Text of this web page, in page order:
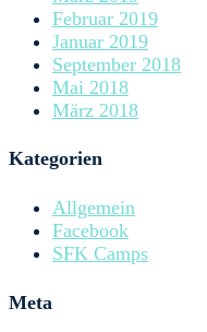
Februar 2019
Januar 2019
September 2018
Mai 2018
März 2018
Kategorien
Allgemein
Facebook
SFK Camps
Meta